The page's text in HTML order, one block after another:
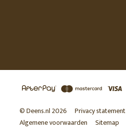
© Deens.nl 2026 Privacy statement
Algemene voorwaarden
Sitemap